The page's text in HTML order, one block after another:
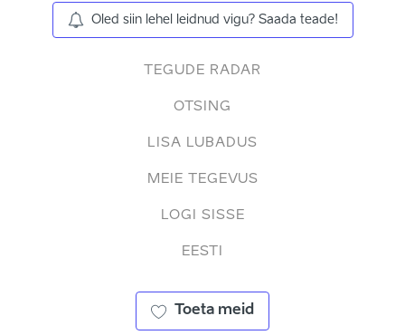
Oled siin lehel leidnud vigu? Saada teade!
TEGUDE RADAR
OTSING
LISA LUBADUS
MEIE TEGEVUS
LOGI SISSE
EESTI
Toeta meid